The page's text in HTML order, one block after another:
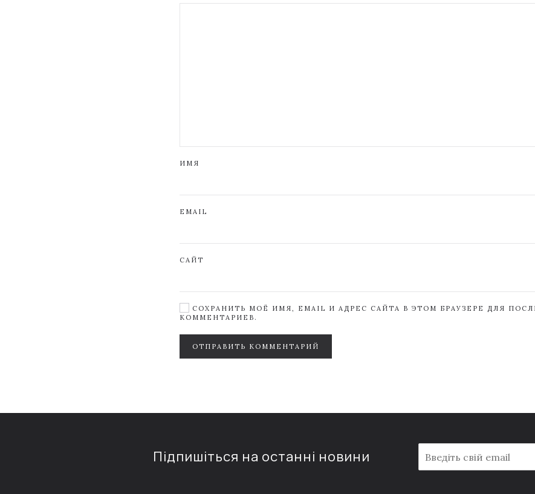
ИМЯ
EMAIL
САЙТ
СОХРАНИТЬ МОЁ ИМЯ, EMAIL И АДРЕС САЙТА В ЭТОМ БРАУЗЕРЕ ДЛЯ
КОММЕНТАРИЕВ.
ОТПРАВИТЬ КОММЕНТАРИЙ
Підпишіться на останні новини
m
a